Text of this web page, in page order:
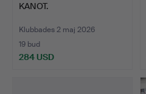
KANOT.
Klubbades 2 maj 2026
19 bud
284 USD